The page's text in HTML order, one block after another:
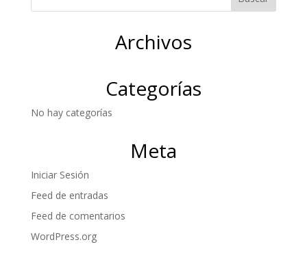
Archivos
Categorías
No hay categorías
Meta
Iniciar Sesión
Feed de entradas
Feed de comentarios
WordPress.org